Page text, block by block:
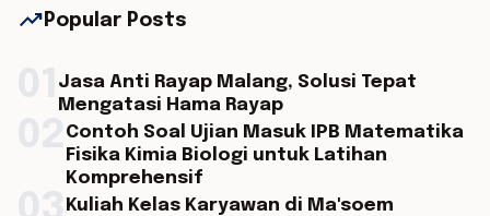
trending_up Popular Posts
Jasa Anti Rayap Malang, Solusi Tepat
Mengatasi Hama Rayap
Contoh Soal Ujian Masuk IPB Matematika
Fisika Kimia Biologi untuk Latihan
Komprehensif
Kuliah Kelas Karyawan di Ma'soem